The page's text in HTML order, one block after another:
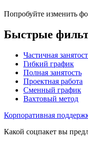
Попробуйте изменить
Быстрые
Частичная
Гибкий график
Полная занятость
Проектная работа
Сменный график
Вахтовый метод
Корпоративная
Какой соцпакет вы